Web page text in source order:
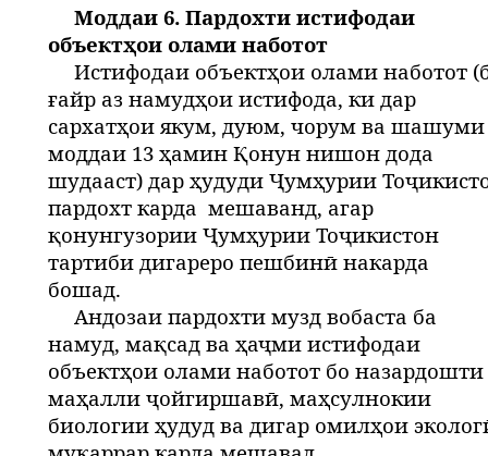
Моддаи 6. Пардохти истифодаи
объектҳои олами наботот
Истифодаи объектҳои олами наботот
ғайр аз намудҳои истифода, ки дар
сархатҳои якум, дуюм, чорум ва шашуми
моддаи 13 ҳамин Қонун нишон дода
шудааст) дар ҳудуди Ҷумҳурии
пардохт карда мешаванд, агар
қонунгузории Ҷумҳурии Тоҷикистон
тартиби дигареро пешбинӣ накарда
бошад.
Андозаи пардохти музд вобаста ба
намуд, мақсад ва ҳаҷми истифодаи
объектҳои олами наботот бо назардошти
маҳалли ҷойгиршавӣ, маҳсулнокии
биологии ҳудуд ва дигар омилҳои